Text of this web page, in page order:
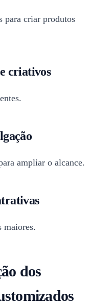
para criar produtos
criativos
ampliar o alcance.
maiores.
dos